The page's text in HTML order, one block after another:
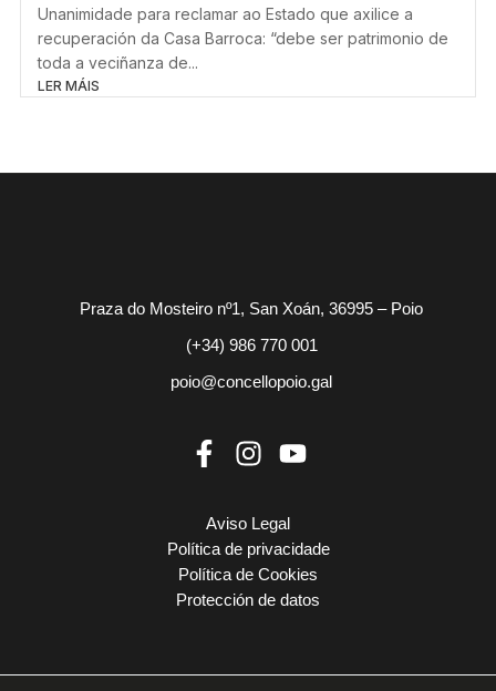
Unanimidade para reclamar ao Estado que axilice a
recuperación da Casa Barroca: “debe ser patrimonio de
toda a veciñanza de...
LER MÁIS
Praza do Mosteiro nº1, San Xoán, 36995 – Poio
(+34) 986 770 001
poio@concellopoio.gal
Aviso Legal
Política de privacidade
Política de Cookies
Protección de datos